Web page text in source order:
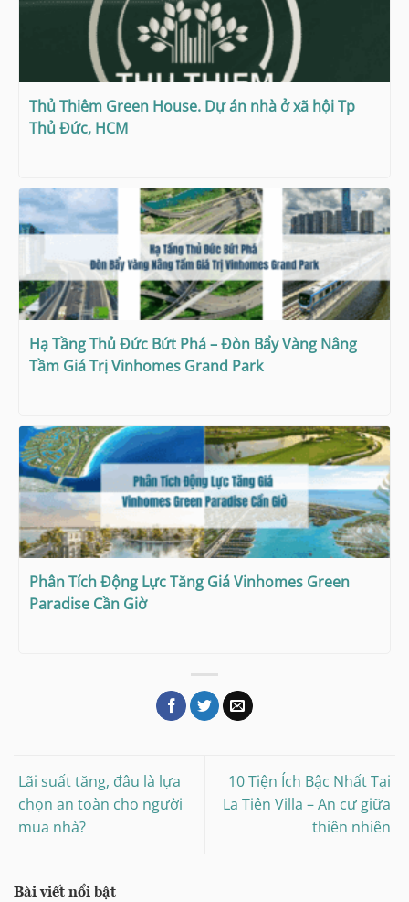
Thủ Thiêm Green House. Dự án nhà ở xã hội Tp
Thủ Đức, HCM
Hạ Tầng Thủ Đức Bứt Phá – Đòn Bẩy Vàng Nâng
Tầm Giá Trị Vinhomes Grand Park
Phân Tích Động Lực Tăng Giá Vinhomes Green
Paradise Cần Giờ
Lãi suất tăng, đâu là lựa
chọn an toàn cho người
mua nhà?
10 Tiện Ích Bậc Nhất Tại
La Tiên Villa – An cư giữa
thiên nhiên
Bài viết nổi bật